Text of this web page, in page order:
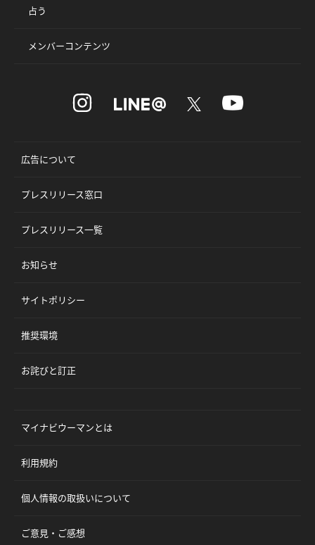
占う
メンバーコンテンツ
広告について
プレスリリース窓口
プレスリリース一覧
お知らせ
サイトポリシー
推奨環境
お詫びと訂正
マイナビウーマンとは
利用規約
個人情報の取扱いについて
ご意見・ご感想